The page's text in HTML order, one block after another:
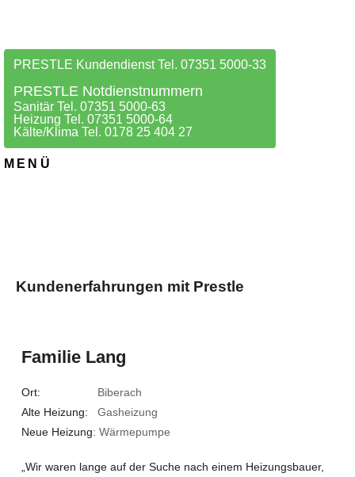
PRESTLE Kundendienst Tel. 07351 5000-33
PRESTLE Notdienstnummern
Sanitär Tel. 07351 5000-63
Heizung Tel. 07351 5000-64
Kälte/Klima Tel. 0178 25 404 27
MENÜ
Kundenerfahrungen mit Prestle
Familie Lang
Ort: Biberach
Alte Heizung: Gasheizung
Neue Heizung: Wärmepumpe
„Wir waren lange auf der Suche nach einem Heizungsbauer,